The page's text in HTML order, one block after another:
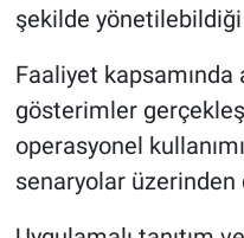
şekilde yönetilebildiği
Faaliyet kapsamında
gösterimler
operasyonel
senaryolar üzerinden